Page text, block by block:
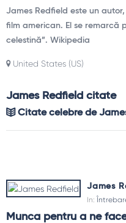
James Redfield este un
film american. El se remarcă
celestină”. Wikipedia
United States (US)
James Redfield citate
Citate celebre de
James
In:
Munca pentru a ne